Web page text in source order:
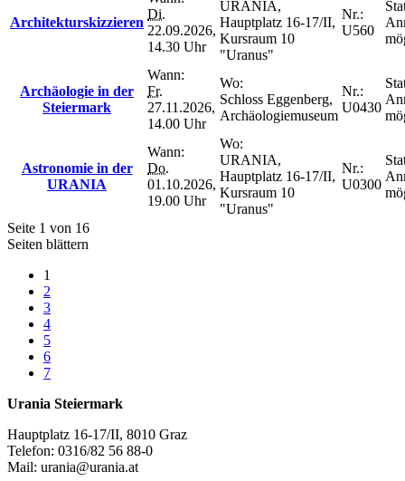
Architekturskizzieren
Di.
22.09.2026,
14.30 Uhr
URANIA,
Hauptplatz 16-17/II,
Kursraum 10
"Uranus"
Nr.:
U560
Archäologie in der
Steiermark
Wann:
Fr.
27.11.2026,
14.00 Uhr
Wo:
Schloss Eggenberg,
Archäologiemuseum
Nr.:
U0430
Astronomie in der
URANIA
Wann:
Do.
01.10.2026,
19.00 Uhr
Wo:
URANIA,
Hauptplatz 16-17/II,
Kursraum 10
"Uranus"
Nr.:
U0300
Seite 1 von 16
Seiten blättern
1
2
3
4
5
6
7
Urania Steiermark
Hauptplatz 16-17/II, 8010 Graz
Telefon: 0316/82 56 88-0
Mail: urania@urania.at